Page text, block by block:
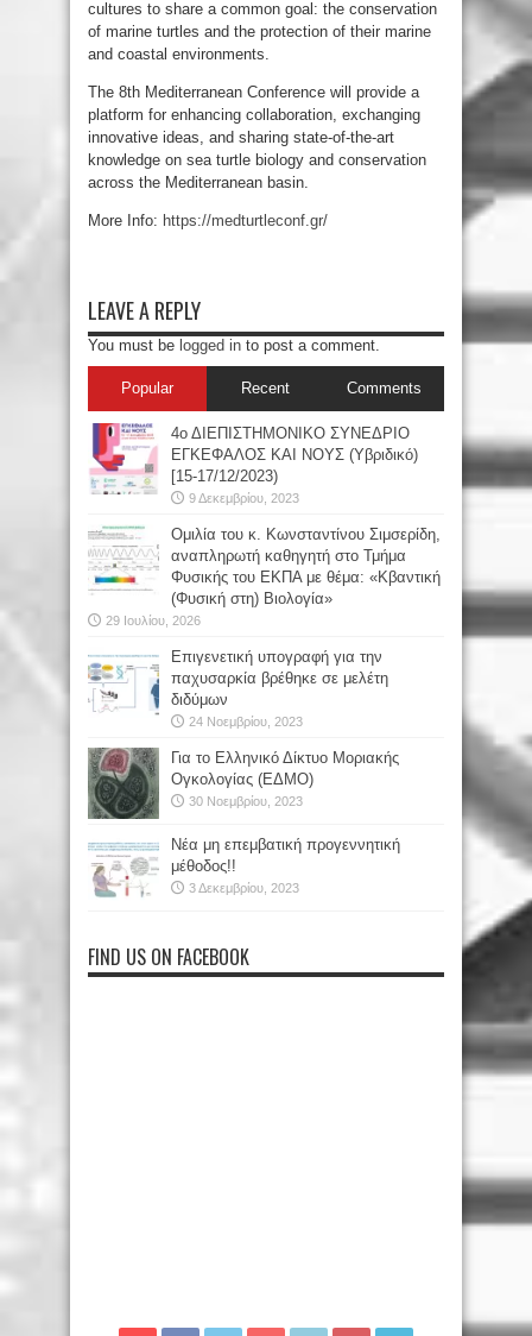
cultures to share a common goal: the conservation
of marine turtles and the protection of their marine
and coastal environments.
The 8th Mediterranean Conference will provide a
platform for enhancing collaboration, exchanging
innovative ideas, and sharing state-of-the-art
knowledge on sea turtle biology and conservation
across the Mediterranean basin.
More Info: https://medturtleconf.gr/
LEAVE A REPLY
You must be logged in to post a comment.
Popular Recent Comments
4ο ΔΙΕΠΙΣΤΗΜΟΝΙΚΟ ΣΥΝΕΔΡΙΟ
ΕΓΚΕΦΑΛΟΣ ΚΑΙ ΝΟΥΣ (Υβριδικό)
[15-17/12/2023)
9 Δεκεμβρίου, 2023
Oμιλία του κ. Κωνσταντίνου Σιμσερίδη,
αναπληρωτή καθηγητή στο Τμήμα
Φυσικής του ΕΚΠΑ με θέμα: «Κβαντική
(Φυσική στη) Βιολογία»
29 Ιουλίου, 2026
Επιγενετική υπογραφή για την
παχυσαρκία βρέθηκε σε μελέτη
διδύμων
24 Νοεμβρίου, 2023
Για το Ελληνικό Δίκτυο Μοριακής
Ογκολογίας (ΕΔΜΟ)
30 Νοεμβρίου, 2023
Νέα μη επεμβατική προγεννητική
μέθοδος!!
3 Δεκεμβρίου, 2023
FIND US ON FACEBOOK